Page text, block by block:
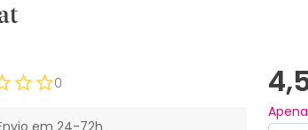
0